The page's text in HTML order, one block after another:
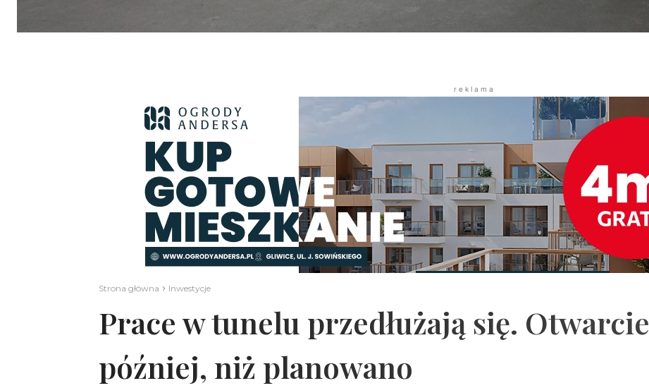
r e k l a m a
Strona główna Inwestycje
Prace w tunelu przedłużają się. Otwarcie
później, niż planowano